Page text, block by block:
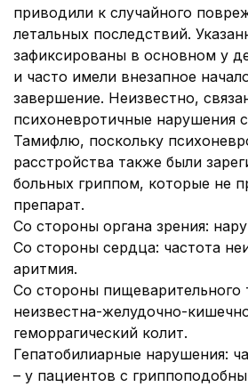
приводили к случайного
летальных последствий.
зафиксированы в основном у
и часто имели внезапное
завершение. Неизвестно,
психоневротичные нарушения
Тамифлю, поскольку
расстройства также были
больных гриппом, которые не
препарат.
Со стороны органа зрения:
Со стороны сердца: частота
аритмия.
Со стороны пищеварительного
неизвестна-желудочно-
геморрагический колит.
Гепатобилиарные нарушения:
– у пациентов с